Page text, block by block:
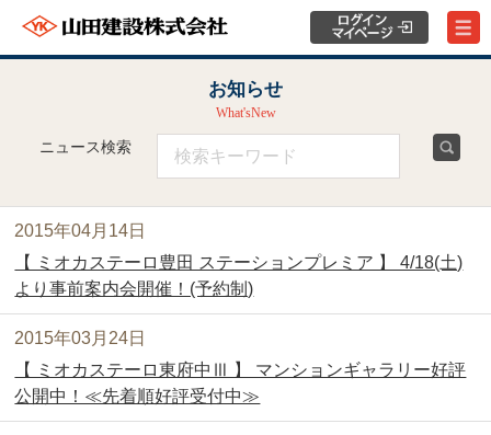
お知らせ
What'sNew
ニュース検索
2015年04月14日
【 ミオカステーロ豊田 ステーションプレミア 】 4/18(土)
より事前案内会開催！(予約制)
2015年03月24日
【 ミオカステーロ東府中Ⅲ 】 マンションギャラリー好評
公開中！≪先着順好評受付中≫